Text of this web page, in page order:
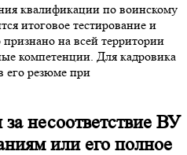
квалификации по воинскому
итоговое тестирование и
на всей территории
компетенции. Для кадровика
его резюме при
несоответствие ВУ
или его полное